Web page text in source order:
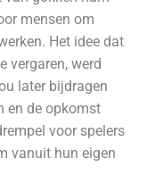
mensen om
Het idee dat
vergaren, werd
later bijdragen
en de opkomst
voor spelers
vanuit hun eigen